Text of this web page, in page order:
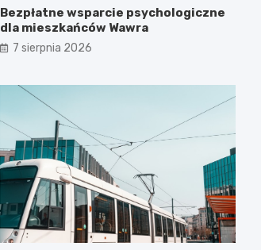
Bezpłatne wsparcie psychologiczne
dla mieszkańców Wawra
7 sierpnia 2026